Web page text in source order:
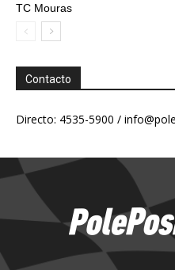
TC Mouras
Contacto
Directo: 4535-5900 /